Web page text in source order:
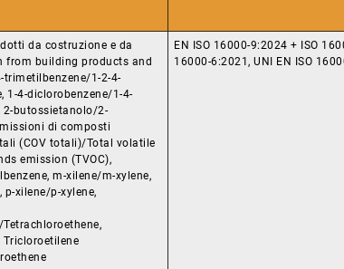
da costruzione e da
from building products and
trimetilbenzene/1-2-4-
1-4-diclorobenzene/1-4-
2-butossietanolo/2-
di composti
(COV totali)/Total volatile
emission (TVOC),
m-xilene/m-xylene,
p-xilene/p-xylene,
Tricloroetilene
EN ISO 16000-9:2024 + ISO
16000-6:2021, UNI EN ISO